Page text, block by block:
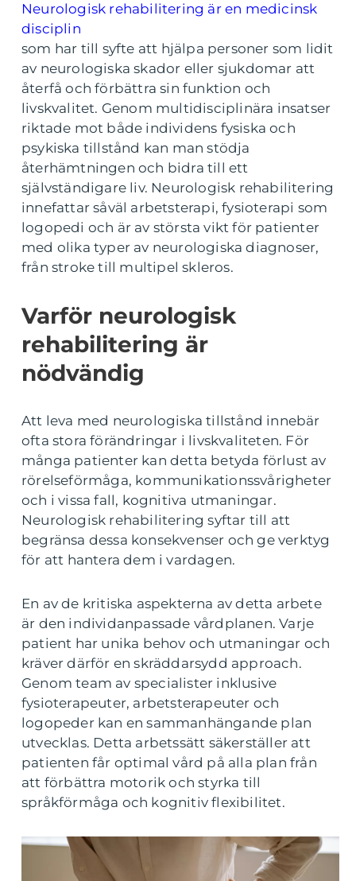
Neurologisk rehabilitering är en medicinsk
disciplin
som har till syfte att hjälpa personer som lidit
av neurologiska skador eller sjukdomar att
återfå och förbättra sin funktion och
livskvalitet. Genom multidisciplinära insatser
riktade mot både individens fysiska och
psykiska tillstånd kan man stödja
återhämtningen och bidra till ett
självständigare liv. Neurologisk rehabilitering
innefattar såväl arbetsterapi, fysioterapi som
logopedi och är av största vikt för patienter
med olika typer av neurologiska diagnoser,
från stroke till multipel skleros.
Varför neurologisk
rehabilitering är
nödvändig
Att leva med neurologiska tillstånd innebär
ofta stora förändringar i livskvaliteten. För
många patienter kan detta betyda förlust av
rörelseförmåga, kommunikationssvårigheter
och i vissa fall, kognitiva utmaningar.
Neurologisk rehabilitering syftar till att
begränsa dessa konsekvenser och ge verktyg
för att hantera dem i vardagen.
En av de kritiska aspekterna av detta arbete
är den individanpassade vårdplanen. Varje
patient har unika behov och utmaningar och
kräver därför en skräddarsydd approach.
Genom team av specialister inklusive
fysioterapeuter, arbetsterapeuter och
logopeder kan en sammanhängande plan
utvecklas. Detta arbetssätt säkerställer att
patienten får optimal vård på alla plan från
att förbättra motorik och styrka till
språkförmåga och kognitiv flexibilitet.